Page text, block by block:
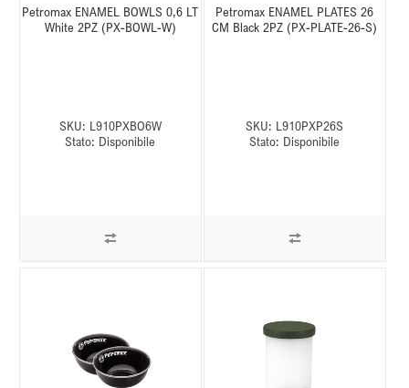
Petromax ENAMEL BOWLS 0,6 LT
White 2PZ (PX-BOWL-W)
SKU: L910PXBO6W
Stato: Disponibile
Petromax ENAMEL PLATES 26
CM Black 2PZ (PX-PLATE-26-S)
SKU: L910PXP26S
Stato: Disponibile